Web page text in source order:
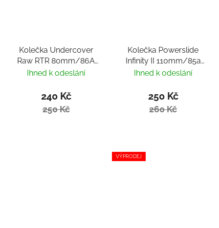
Kolečka Undercover
Raw RTR 80mm/86A
(1ks) s ložisky WCD
Ihned k odeslání
240 Kč
250 Kč
Kolečka Powerslide
Infinity II 110mm/85a
(1ks)
Ihned k odeslání
250 Kč
260 Kč
VÝPRODEJ